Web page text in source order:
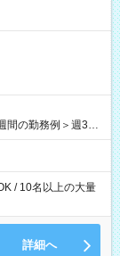
間の勤務例＞週3回
事
/ 10名以上の大量
詳細へ